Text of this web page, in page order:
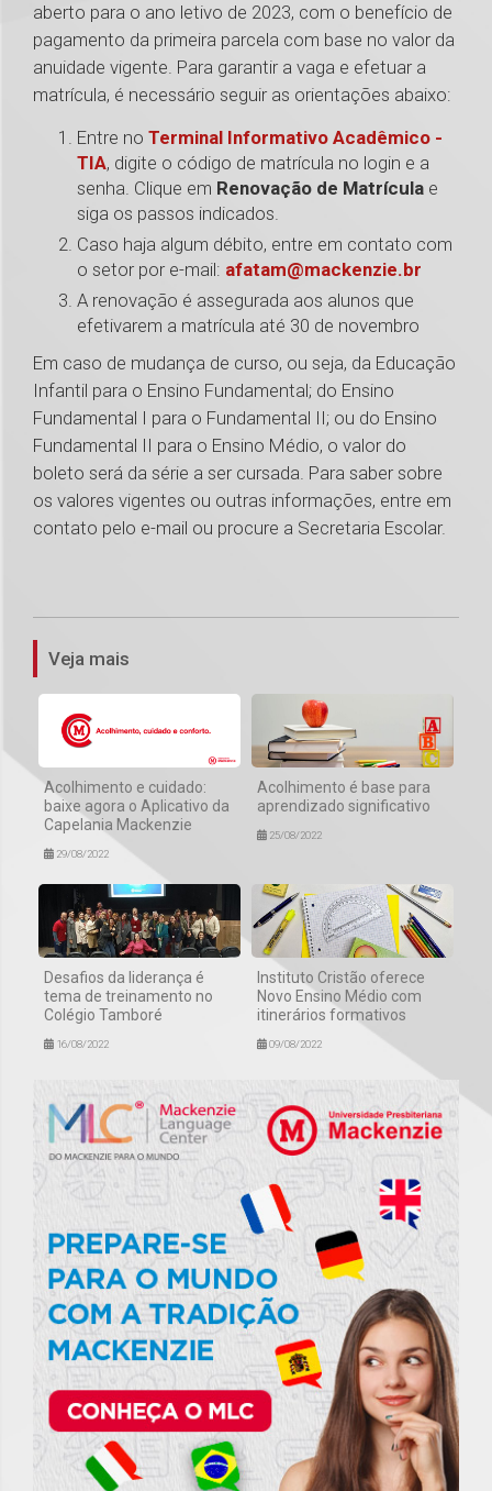
aberto para o ano letivo de 2023, com o benefício de
pagamento da primeira parcela com base no valor da
anuidade vigente. Para garantir a vaga e efetuar a
matrícula, é necessário seguir as orientações abaixo:
Entre no Terminal Informativo Acadêmico -
TIA, digite o código de matrícula no login e a
senha. Clique em Renovação de Matrícula e
siga os passos indicados.
Caso haja algum débito, entre em contato com
o setor por e-mail: afatam@mackenzie.br
A renovação é assegurada aos alunos que
efetivarem a matrícula até 30 de novembro
Em caso de mudança de curso, ou seja, da Educação
Infantil para o Ensino Fundamental; do Ensino
Fundamental I para o Fundamental II; ou do Ensino
Fundamental II para o Ensino Médio, o valor do
boleto será da série a ser cursada. Para saber sobre
os valores vigentes ou outras informações, entre em
contato pelo e-mail ou procure a Secretaria Escolar.
Veja mais
Acolhimento e cuidado:
baixe agora o Aplicativo da
Capelania Mackenzie
29/08/2022
Acolhimento é base para
aprendizado significativo
25/08/2022
Desafios da liderança é
tema de treinamento no
Colégio Tamboré
16/08/2022
Instituto Cristão oferece
Novo Ensino Médio com
itinerários formativos
09/08/2022